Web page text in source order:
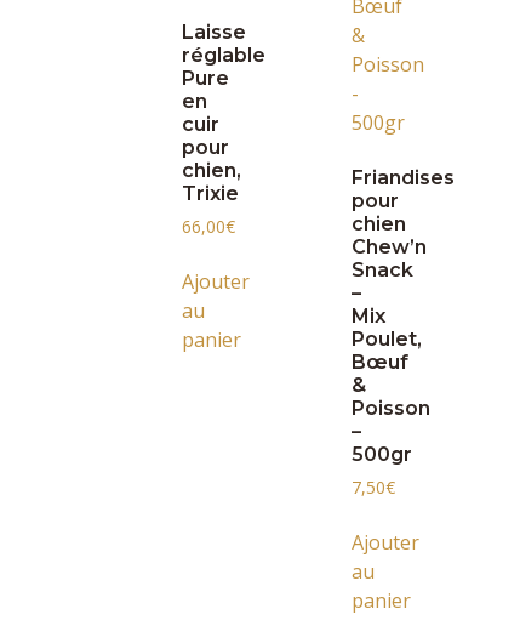
Laisse
réglable
Pure
en
cuir
pour
chien,
Trixie
66,00€
Ajouter
au
panier
Friandises
pour
chien
Chew’n
Snack
–
Mix
Poulet,
Bœuf
&
Poisson
–
500gr
7,50€
Ajouter
au
panier